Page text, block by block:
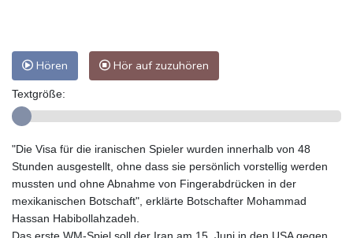
Hören Hör auf zuzuhören
Textgröße:
"Die Visa für die iranischen Spieler wurden innerhalb von 48
Stunden ausgestellt, ohne dass sie persönlich vorstellig werden
mussten und ohne Abnahme von Fingerabdrücken in der
mexikanischen Botschaft", erklärte Botschafter Mohammad
Hassan Habibollahzadeh.
Das erste WM-Spiel soll der Iran am 15. Juni in den USA gegen